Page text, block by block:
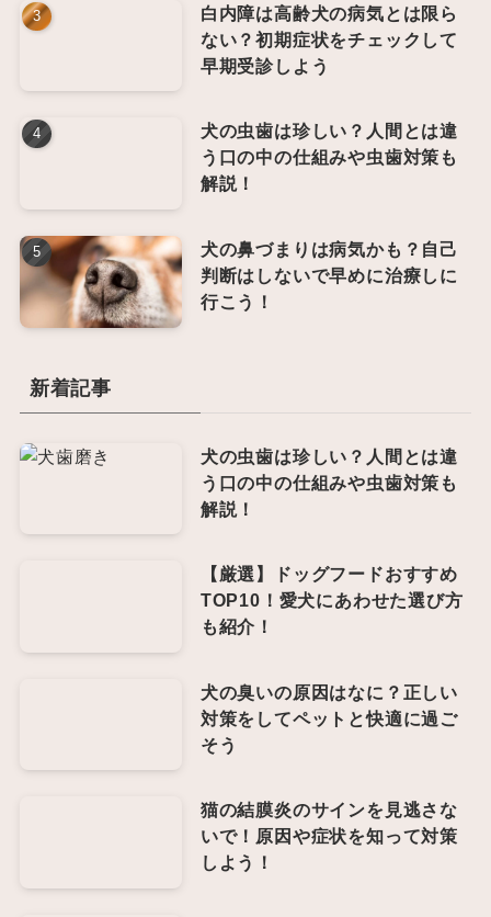
白内障は高齢犬の病気とは限ら
ない？初期症状をチェックして
早期受診しよう
犬の虫歯は珍しい？人間とは違
う口の中の仕組みや虫歯対策も
解説！
犬の鼻づまりは病気かも？自己
判断はしないで早めに治療しに
行こう！
新着記事
犬の虫歯は珍しい？人間とは違
う口の中の仕組みや虫歯対策も
解説！
【厳選】ドッグフードおすすめ
TOP10！愛犬にあわせた選び方
も紹介！
犬の臭いの原因はなに？正しい
対策をしてペットと快適に過ご
そう
猫の結膜炎のサインを見逃さな
いで！原因や症状を知って対策
しよう！